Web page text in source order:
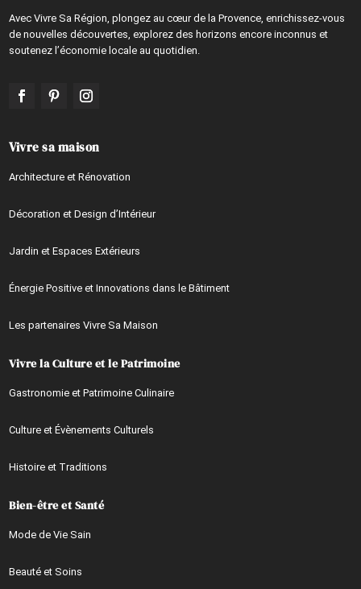
Avec Vivre Sa Région, plongez au cœur de la Provence, enrichissez-vous
de nouvelles découvertes, explorez des horizons encore inconnus et
soutenez l’économie locale au quotidien.
Vivre sa maison
Architecture et Rénovation
Décoration et Design d’Intérieur
Jardin et Espaces Extérieurs
Énergie Positive et Innovations dans le Bâtiment
Les partenaires Vivre Sa Maison
Vivre la Culture et le Patrimoine
Gastronomie et Patrimoine Culinaire
Culture et Évènements Culturels
Histoire et Traditions
Bien-être et Santé
Mode de Vie Sain
Beauté et Soins